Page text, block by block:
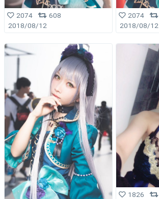
2074
608
2018/08/12
2074
2018/08/12
1826